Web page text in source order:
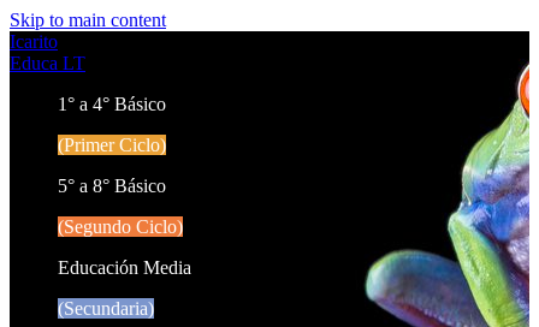
Skip to main content
Icarito
Educa LT
1° a 4° Básico
(Primer Ciclo)
5° a 8° Básico
(Segundo Ciclo)
Educación Media
(Secundaria)